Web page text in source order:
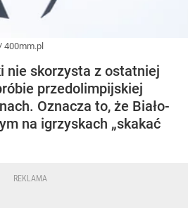
400mm.pl
nie skorzysta z ostatniej
przedolimpijskiej
Oznacza to, że Biało-
na igrzyskach „skakać